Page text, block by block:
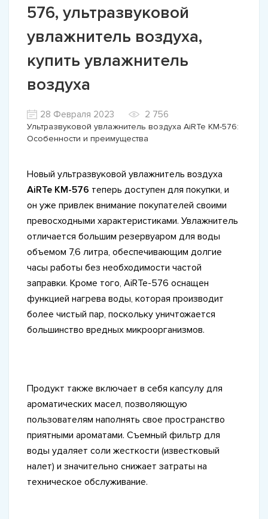
576, ультразвуковой
увлажнитель воздуха,
купить увлажнитель
воздуха
28 Февраля 2023 2 756
Ультразвуковой увлажнитель воздуха AiRTe KM-576:
Особенности и преимущества
Новый ультразвуковой увлажнитель воздуха
AiRTe KM-576 теперь доступен для покупки, и
он уже привлек внимание покупателей своими
превосходными характеристиками. Увлажнитель
отличается большим резервуаром для воды
объемом 7,6 литра, обеспечивающим долгие
часы работы без необходимости частой
заправки. Кроме того, AiRTe-576 оснащен
функцией нагрева воды, которая производит
более чистый пар, поскольку уничтожается
большинство вредных микроорганизмов.
Продукт также включает в себя капсулу для
ароматических масел, позволяющую
пользователям наполнять свое пространство
приятными ароматами. Съемный фильтр для
воды удаляет соли жесткости (известковый
налет) и значительно снижает затраты на
техническое обслуживание.